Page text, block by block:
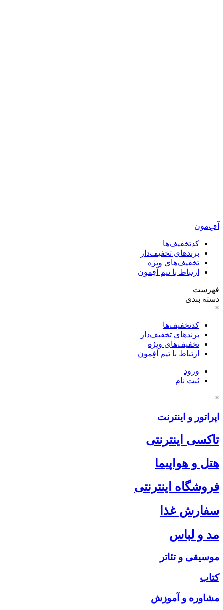
آفِ‌مون
کدتخفیف‌ها
برندهای تخفیف‌دار
تخفیف‌های ویژه
ارتباط با تیم آفِمون
فهرست
دسته بندی
×
کدتخفیف‌ها
برندهای تخفیف‌دار
تخفیف‌های ویژه
ارتباط با تیم آفِمون
ورود
ثبت نام
×
اپراتور و اینترنت
تاکسی اینترنتی
هتل و هواپیما
فروشگاه اینترنتی
سفارش غذا
مد و لباس
موسیقی و تئاتر
کتاب
مشاوره و آموزش